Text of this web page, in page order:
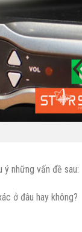
những vấn đề sau:
ở đâu hay không?